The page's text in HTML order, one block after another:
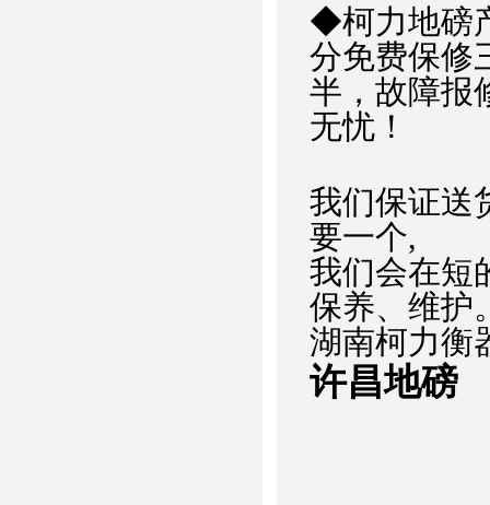
◆柯力地磅
分免费保修
半，故障报
无忧！
我们保证送
要一个,
我们会在短
保养、维护
湖南柯力衡
许昌地磅